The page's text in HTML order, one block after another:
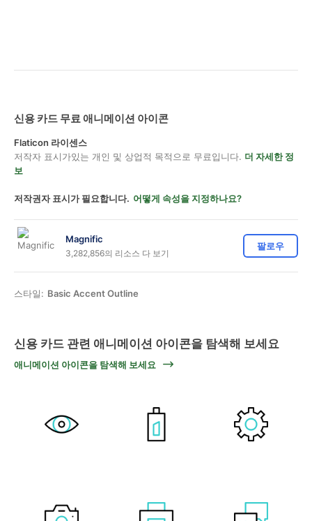
신용 카드 무료 애니메이션 아이콘
Flaticon 라이센스
저작자 표시가있는 개인 및 상업적 목적으로 무료입니다. 더 자세한 정
보
저작권자 표시가 필요합니다. 어떻게 속성을 지정하나요?
Magnific
3,282,856의 리소스 다 보기
팔로우
스타일: Basic Accent Outline
신용 카드 관련 애니메이션 아이콘을 탐색해 보세요
애니메이션 아이콘을 탐색해 보세요